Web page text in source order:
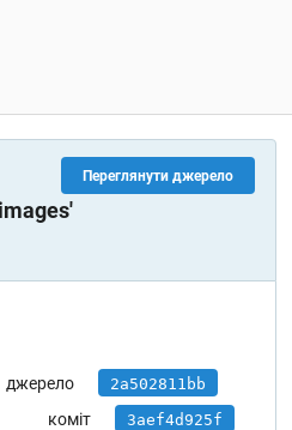
Переглянути джерело
джерело 2a502811bb
коміт 3aef4d925f